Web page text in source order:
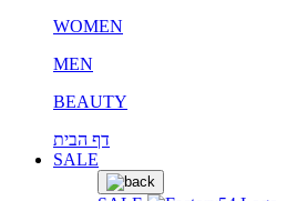
WOMEN
MEN
BEAUTY
דף הבית
SALE